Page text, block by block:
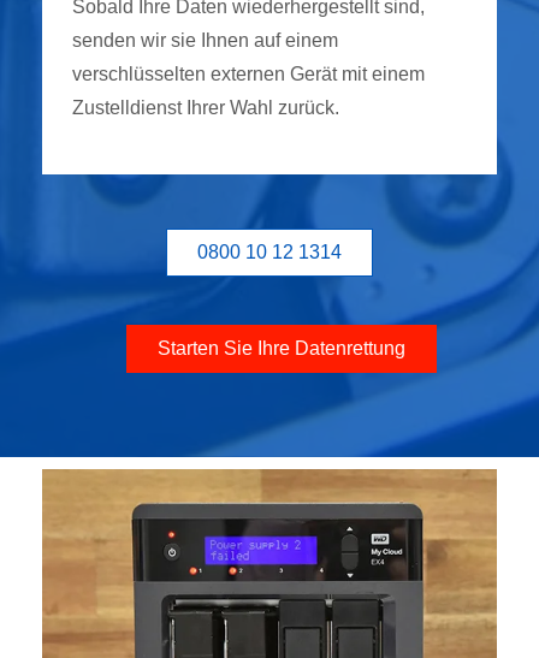
Sobald Ihre Daten wiederhergestellt sind,
senden wir sie Ihnen auf einem
verschlüsselten externen Gerät mit einem
Zustelldienst Ihrer Wahl zurück.
0800 10 12 1314
Starten Sie Ihre Datenrettung